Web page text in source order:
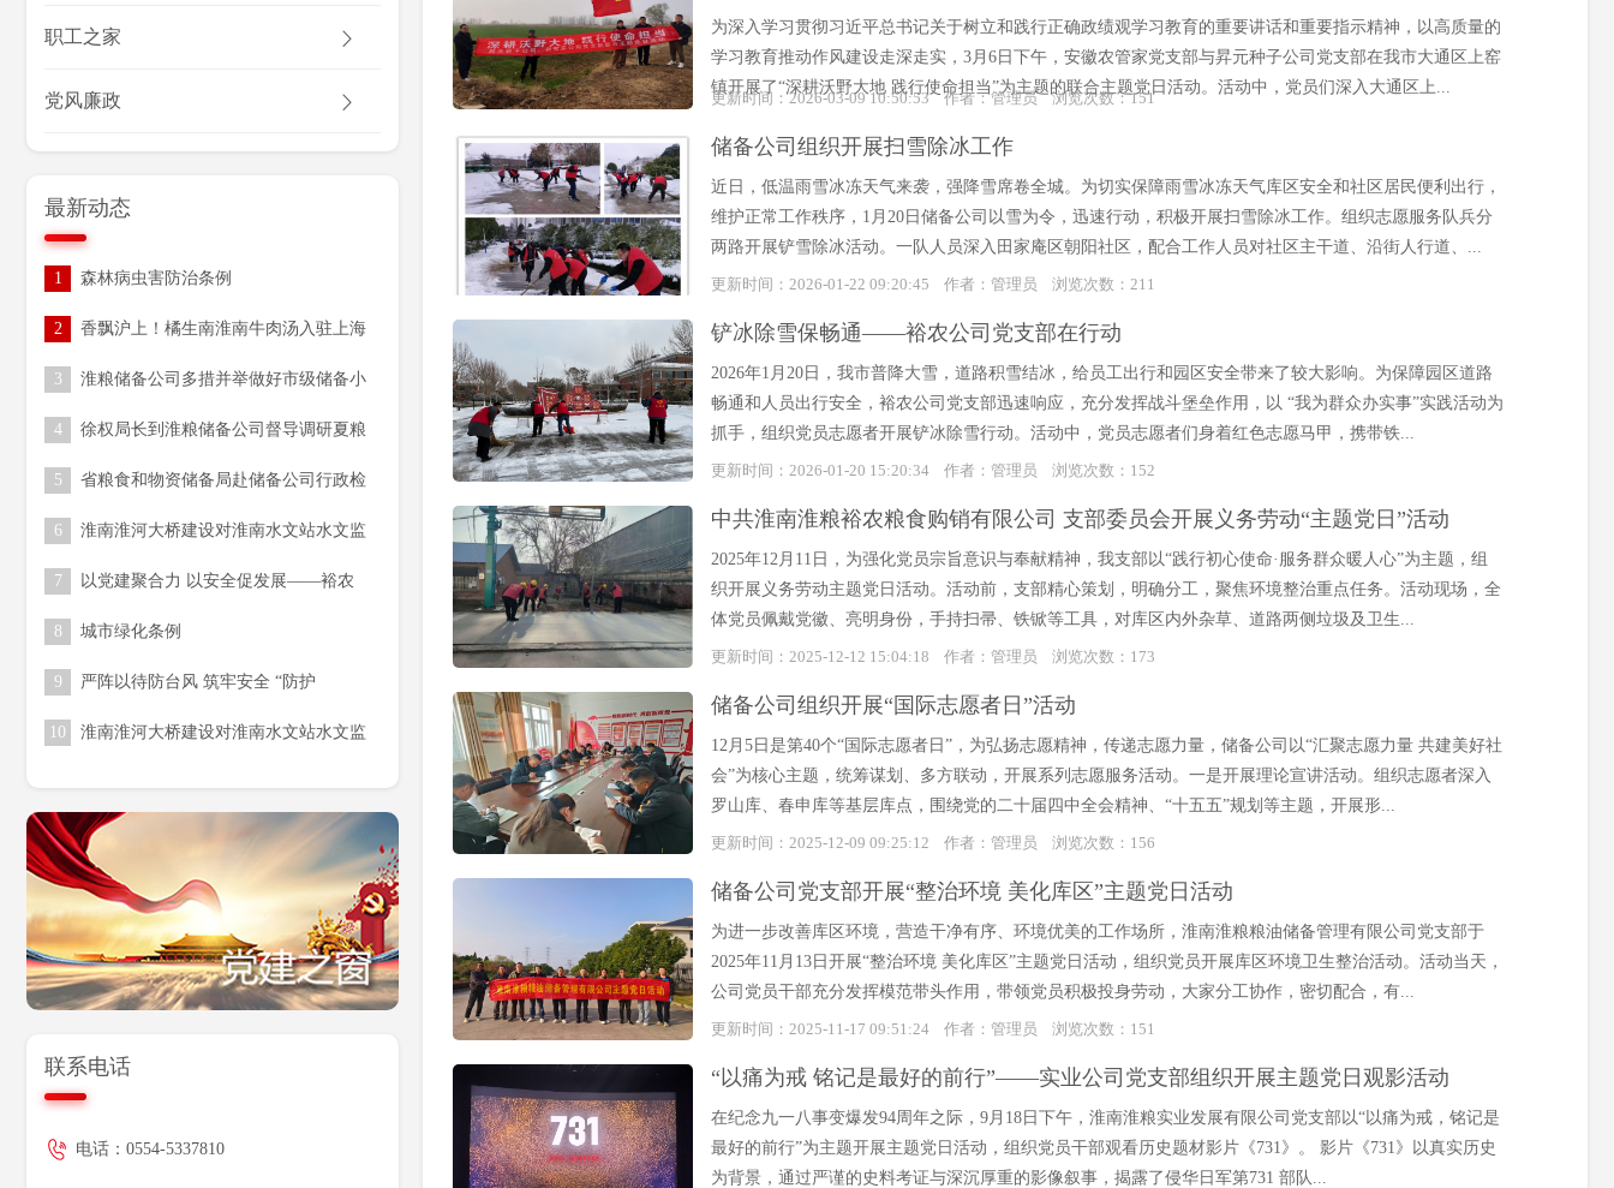
职工之家
党风廉政
最新动态
1 森林病虫害防治条例
2
香飘沪上！橘生南淮南牛肉汤入驻上海
3
淮粮储备公司多措并举做好市级储备小
4
徐权局长到淮粮储备公司督导调研夏粮
5
省粮食和物资储备局赴储备公司行政检
6
淮南淮河大桥建设对淮南水文站水文监
次） 成交结果公告
7
以党建聚合力 以安全促发展——裕农
8
城市绿化条例
9
严阵以待防台风 筑牢安全 “防护
防范应对工作
10
淮南淮河大桥建设对淮南水文站水文监
次）竞争性磋商公告
联系电话
电话：0554-5337810
为深入学习贯彻习近平总书记关于树立和践行正确政绩观学习教育的重要讲话和重要指示精神，以高质量的
学习教育推动作风建设走深走实，3月6日下午，安徽农管家党支部与昇元种子公司党支部在我市大通区上窑
镇开展了“深耕沃野大地 践行使命担当”为主题的联合主题党日活动。活动中，党员们深入大通区上...
更新时间：2026-03-09 10:50:53 作者：管理员 浏览次数：151
储备公司组织开展扫雪除冰工作
近日，低温雨雪冰冻天气来袭，强降雪席卷全城。为切实保障雨雪冰冻天气库区安全和社区居民便利出行，
维护正常工作秩序，1月20日储备公司以雪为令，迅速行动，积极开展扫雪除冰工作。组织志愿服务队兵分
两路开展铲雪除冰活动。一队人员深入田家庵区朝阳社区，配合工作人员对社区主干道、沿街人行道、...
更新时间：2026-01-22 09:20:45 作者：管理员 浏览次数： 211
铲冰除雪保畅通——裕农公司党支部在行动
2026年1月20日，我市普降大雪，道路积雪结冰，给员工出行和园区安全带来了较大影响。为保障园区道路
畅通和人员出行安全，裕农公司党支部迅速响应，充分发挥战斗堡垒作用，以 “我为群众办实事”实践活动为
抓手，组织党员志愿者开展铲冰除雪行动。活动中，党员志愿者们身着红色志愿马甲，携带铁...
更新时间：2026-01-20 15:20:34 作者：管理员 浏览次数： 152
中共淮南淮粮裕农粮食购销有限公司 支部委员会开展义务劳动“主题党日”活动
2025年12月11日，为强化党员宗旨意识与奉献精神，我支部以“践行初心使命·服务群众暖人心”为主题，组
织开展义务劳动主题党日活动。活动前，支部精心策划，明确分工，聚焦环境整治重点任务。活动现场，全
体党员佩戴党徽、亮明身份，手持扫帚、铁锨等工具，对库区内外杂草、道路两侧垃圾及卫生...
更新时间：2025-12-12 15:04:18 作者：管理员 浏览次数： 173
储备公司组织开展“国际志愿者日”活动
12月5日是第40个“国际志愿者日”，为弘扬志愿精神，传递志愿力量，储备公司以“汇聚志愿力量 共建美好社
会”为核心主题，统筹谋划、多方联动，开展系列志愿服务活动。一是开展理论宣讲活动。组织志愿者深入
罗山库、春申库等基层库点，围绕党的二十届四中全会精神、“十五五”规划等主题，开展形...
更新时间：2025-12-09 09:25:12 作者：管理员 浏览次数： 156
储备公司党支部开展“整治环境 美化库区”主题党日活动
为进一步改善库区环境，营造干净有序、环境优美的工作场所，淮南淮粮粮油储备管理有限公司党支部于
2025年11月13日开展“整治环境 美化库区”主题党日活动，组织党员开展库区环境卫生整治活动。活动当天，
公司党员干部充分发挥模范带头作用，带领党员积极投身劳动，大家分工协作，密切配合，有...
更新时间：2025-11-17 09:51:24 作者：管理员 浏览次数： 151
“以痛为戒 铭记是最好的前行”——实业公司党支部组织开展主题党日观影活动
在纪念九一八事变爆发94周年之际，9月18日下午，淮南淮粮实业发展有限公司党支部以“以痛为戒，铭记是
最好的前行”为主题开展主题党日活动，组织党员干部观看历史题材影片《731》。 影片《731》以真实历史
为背景，通过严谨的史料考证与深沉厚重的影像叙事，揭露了侵华日军第731 部队...